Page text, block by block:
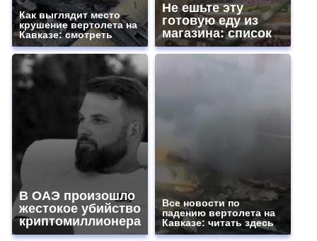
Как выглядит место
крушение вертолета на
Кавказе: смотреть
Не ешьте эту
готовую еду из
магазина: список
В ОАЭ произошло
жестокое убийство
криптомиллионера
Все новости по
падению вертолета на
Кавказе: читать здесь